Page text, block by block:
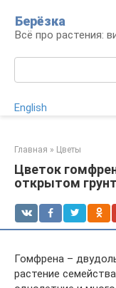
контенту
Берёзка
Всё про растения:
English
Главная » Цветы
Цветок
открытом
Гомфрена –
растение